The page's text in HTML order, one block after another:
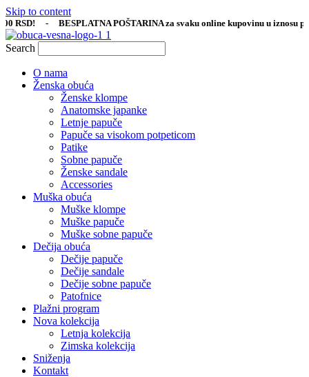
Skip to content
- BESPLATNA POŠTARINA za svaku online kupovinu u iznosu
Search
O nama
Ženska obuća
Ženske klompe
Anatomske japanke
Letnje papuče
Papuče sa visokom potpeticom
Patike
Sobne papuče
Ženske sandale
Accessories
Muška obuća
Muške klompe
Muške papuče
Muške sobne papuče
Dečija obuća
Dečije papuče
Dečije sandale
Dečije sobne papuče
Patofnice
Plažni program
Nova kolekcija
Letnja kolekcija
Zimska kolekcija
Sniženja
Kontakt